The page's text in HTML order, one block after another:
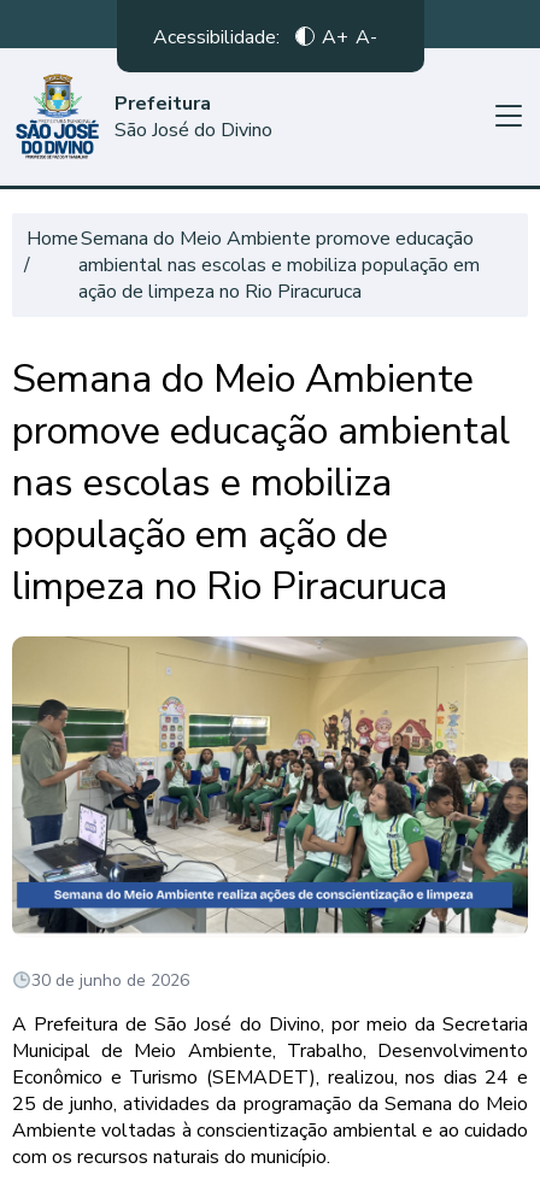
Acessibilidade: A+ A-
Prefeitura
São José do Divino
HomeSemana do Meio Ambiente promove educação
ambiental nas escolas e mobiliza população em
ação de limpeza no Rio Piracuruca
Semana do Meio Ambiente
promove educação ambiental
nas escolas e mobiliza
população em ação de
limpeza no Rio Piracuruca
30 de junho de 2026
A Prefeitura de São José do Divino, por meio da Secretaria
Municipal de Meio Ambiente, Trabalho, Desenvolvimento
Econômico e Turismo (SEMADET), realizou, nos dias 24 e
25 de junho, atividades da programação da Semana do Meio
Ambiente voltadas à conscientização ambiental e ao cuidado
com os recursos naturais do município.